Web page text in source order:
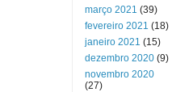
março 2021 (39)
fevereiro 2021 (18)
janeiro 2021 (15)
dezembro 2020 (9)
novembro 2020
(27)